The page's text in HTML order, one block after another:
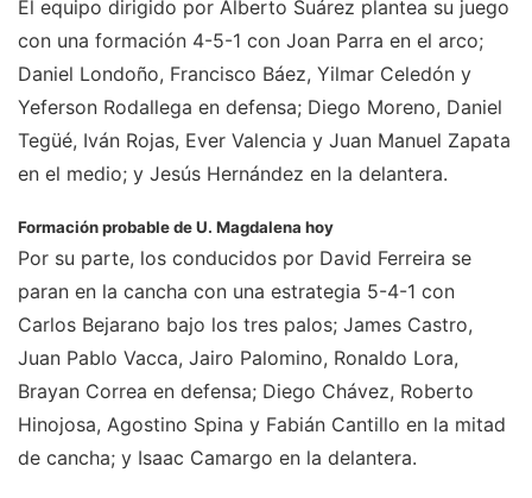
El equipo dirigido por Alberto Suárez plantea su juego
con una formación 4-5-1 con Joan Parra en el arco;
Daniel Londoño, Francisco Báez, Yilmar Celedón y
Yeferson Rodallega en defensa; Diego Moreno, Daniel
Tegüé, Iván Rojas, Ever Valencia y Juan Manuel Zapata
en el medio; y Jesús Hernández en la delantera.
Formación probable de U. Magdalena hoy
Por su parte, los conducidos por David Ferreira se
paran en la cancha con una estrategia 5-4-1 con
Carlos Bejarano bajo los tres palos; James Castro,
Juan Pablo Vacca, Jairo Palomino, Ronaldo Lora,
Brayan Correa en defensa; Diego Chávez, Roberto
Hinojosa, Agostino Spina y Fabián Cantillo en la mitad
de cancha; y Isaac Camargo en la delantera.